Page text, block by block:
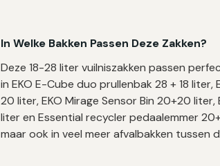
In Welke Bakken Passen Deze Zakken?
Deze 18-28 liter vuilniszakken passen
in EKO E-Cube duo prullenbak 28 + 18
20 liter, EKO Mirage Sensor Bin 20+20
liter en Essential recycler pedaalemmer
maar ook in veel meer afvalbakken tussen